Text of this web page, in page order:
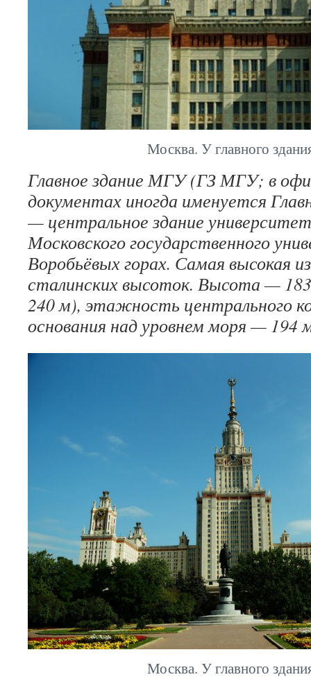
Москва. У главного
Главное здание МГУ (ГЗ МГУ; в
документах иногда именуется
— центральное здание
Московского государственного
Воробьёвых горах. Самая высокая
сталинских высоток. Высота —
240 м), этажность центрального
основания над уровнем моря — 194
Москва. У главного